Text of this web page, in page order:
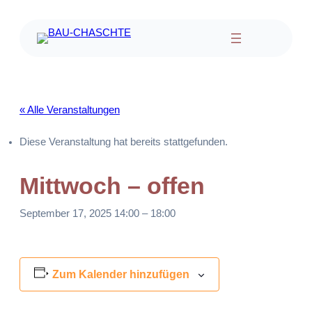
« Alle Veranstaltungen
Diese Veranstaltung hat bereits stattgefunden.
Mittwoch – offen
September 17, 2025 14:00 – 18:00
Zum Kalender hinzufügen